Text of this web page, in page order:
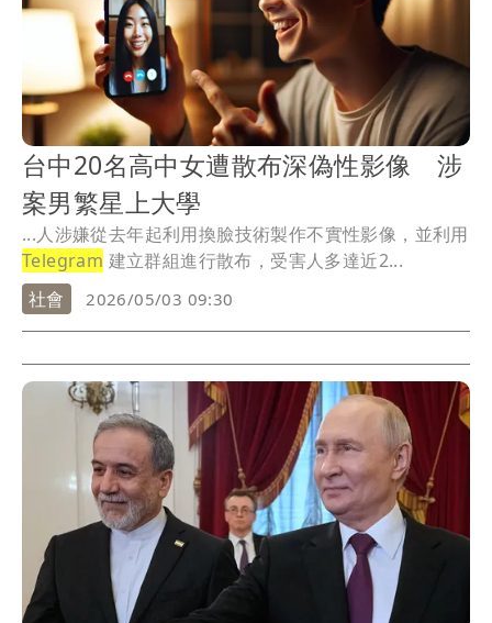
台中20名高中女遭散布深偽性影像 涉
案男繁星上大學
...人涉嫌從去年起利用換臉技術製作不實性影像，並利用
Telegram 建立群組進行散布，受害人多達近2...
社會
2026/05/03 09:30